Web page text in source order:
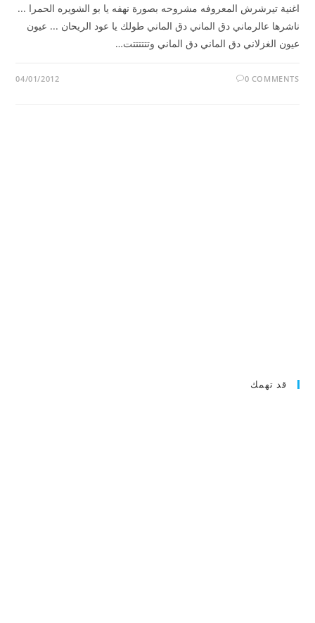
اغنية تيرشرش المعروفه مشروحه بصورة نهفه يا بو الشويره الحمرا ...
ناشرها عالرماني دق الماني دق الماني طولك يا عود الريحان ... عيون
عيون الغزلاني دق الماني دق الماني وتتتتتتت…
0 COMMENTS
04/01/2012
قد تهمك